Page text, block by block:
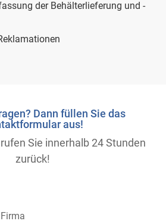
der Behälterlieferung und -
Dann füllen Sie das
aus!
Sie innerhalb 24 Stunden
zurück!